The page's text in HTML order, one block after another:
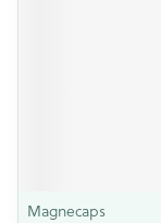
Magnecaps